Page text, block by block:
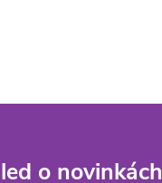
o novinkách